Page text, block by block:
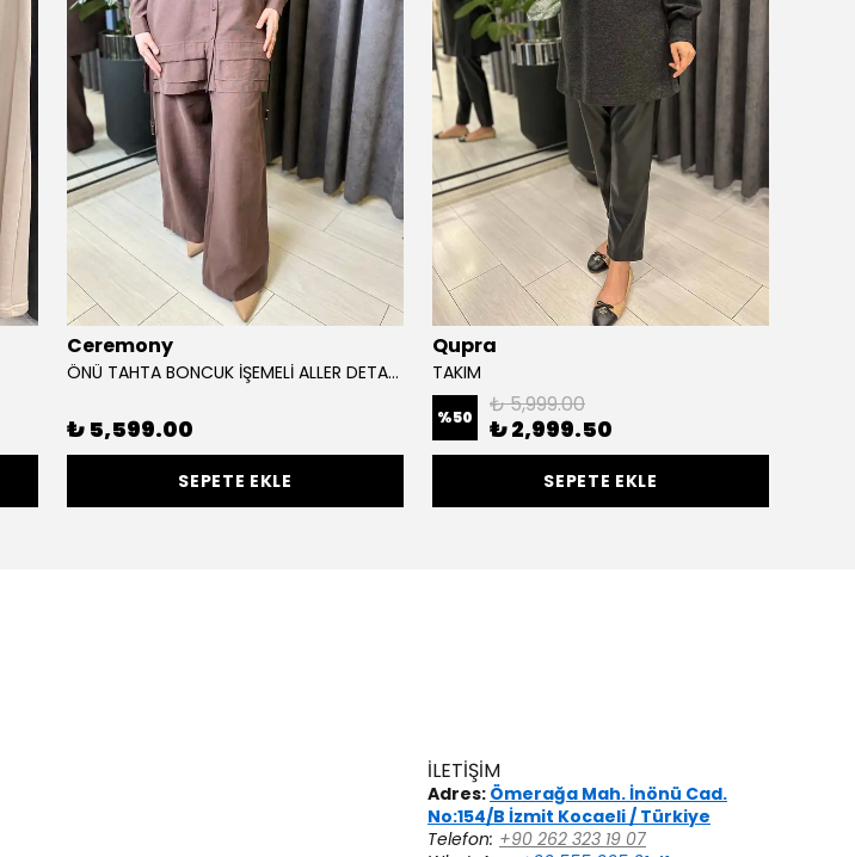
Ceremony
ÖNÜ TAHTA BONCUK İŞEMELİ ALLER DETAYLI KETEN PANTOLONLU TAKIM
₺ 5,599.00
SEPETE EKLE
Qupra
TAKIM
%50 ₺ 5,999.00
₺ 2,999.50
SEPETE EKLE
İLETİŞİM
Adres: Ömerağa Mah. İnönü Cad.
No:154/B İzmit Kocaeli / Türkiye
Telefon: +90 262 323 19 07